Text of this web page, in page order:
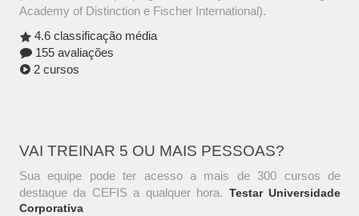
Academy of Distinction e Fischer International).
4.6 classificação média
155 avaliações
2 cursos
VAI TREINAR 5 OU MAIS PESSOAS?
Sua equipe pode ter acesso a mais de 300 cursos de
destaque da CEFIS a qualquer hora. Testar Universidade
Corporativa